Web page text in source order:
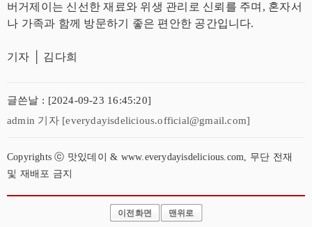
버거제이는 신선한 재료와 위생 관리로 신뢰를 주며, 혼자서
나 가족과 함께 방문하기 좋은 편안한 공간입니다.
기자 │ 김다희
글쓴날 : [2024-09-23 16:45:20]
admin 기자 [everydayisdelicious.official@gmail.com]
Copyrights ⓒ 맛있데이 & www.everydayisdelicious.com, 무단 전재
및 재배포 금지
이전화면 맨위로